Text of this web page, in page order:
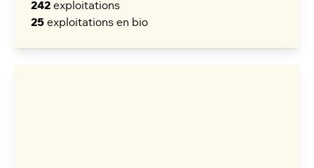
242 exploitations
25 exploitations en bio